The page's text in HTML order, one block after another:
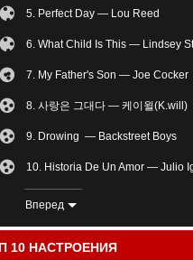
злость
беспокойное
5. Perfect Day — Lou Reed
6. What Child Is This — Lindsey
7. My Father's Son — Joe Cocker
8. 사랑은 그대다 — 케이윌(K.will)
9. Drowing — Backstreet Boys
10. Historia De Un Amor — Julio
11. WIMU Neural Clan Remix
12. I Put A Spell On You — Nina
Вперед
10 НАСТРОЕНИЯ